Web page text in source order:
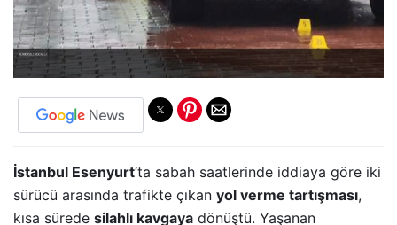
İstanbul Esenyurt‘ta sabah saatlerinde iddiaya göre iki
sürücü arasında trafikte çıkan yol verme tartışması,
kısa sürede silahlı kavgaya dönüştü. Yaşanan